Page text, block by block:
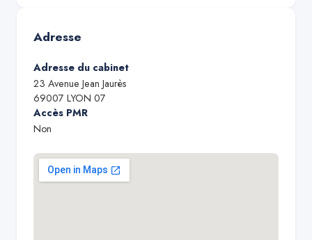
Adresse
Adresse du cabinet
23 Avenue Jean Jaurès
69007 LYON 07
Accès PMR
Non